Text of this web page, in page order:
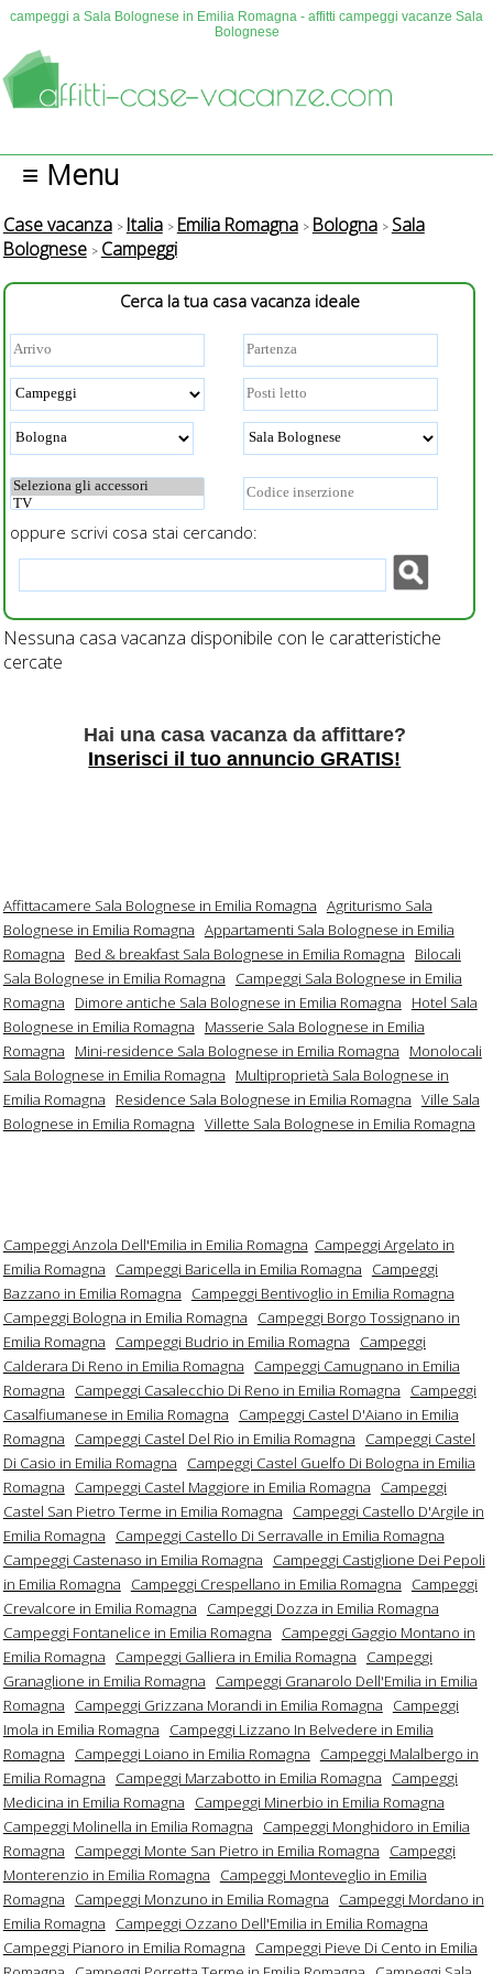
campeggi a Sala Bolognese in Emilia Romagna - affitti campeggi vacanze Sala
Bolognese
≡ Menu
Case vacanza Italia Emilia Romagna Bologna
Sala
Bolognese
Campeggi
Cerca la tua casa vacanza ideale
oppure scrivi cosa stai cercando:
Nessuna casa vacanza disponibile con le caratteristiche
cercate
Hai una casa vacanza da affittare?
Inserisci il tuo annuncio GRATIS!
Affittacamere Sala Bolognese in Emilia Romagna Agriturismo Sala
Bolognese in Emilia Romagna Appartamenti Sala Bolognese in Emilia
Romagna
Bed & breakfast Sala Bolognese in Emilia Romagna
Bilocali
Sala Bolognese in Emilia Romagna
Campeggi Sala Bolognese in Emilia
Romagna
Dimore antiche Sala Bolognese in Emilia Romagna
Hotel Sala
Bolognese in Emilia Romagna
Masserie Sala Bolognese in Emilia
Romagna
Mini-residence Sala Bolognese in Emilia Romagna
Monolocali
Sala Bolognese in Emilia Romagna
Multiproprietà Sala Bolognese in
Emilia Romagna
Residence Sala Bolognese in Emilia Romagna Ville Sala
Bolognese in Emilia Romagna Villette Sala Bolognese in Emilia Romagna
Campeggi Anzola Dell'Emilia in Emilia Romagna Campeggi Argelato in
Emilia Romagna
Campeggi Baricella in Emilia Romagna
Campeggi
Bazzano in Emilia Romagna
Campeggi Bentivoglio in Emilia Romagna
Campeggi Bologna in Emilia Romagna
Campeggi Borgo Tossignano in
Emilia Romagna
Campeggi Budrio in Emilia Romagna
Campeggi
Calderara Di Reno in Emilia Romagna
Campeggi Camugnano in Emilia
Romagna
Campeggi Casalecchio Di Reno in Emilia Romagna
Campeggi
Casalfiumanese in Emilia Romagna
Campeggi Castel D'Aiano in Emilia
Romagna
Campeggi Castel Del Rio in Emilia Romagna
Campeggi Castel
Di Casio in Emilia Romagna
Campeggi Castel Guelfo Di Bologna in Emilia
Romagna
Campeggi Castel Maggiore in Emilia Romagna
Campeggi
Castel San Pietro Terme in Emilia Romagna
Campeggi Castello D'Argile in
Emilia Romagna
Campeggi Castello Di Serravalle in Emilia Romagna
Campeggi Castenaso in Emilia Romagna
Campeggi Castiglione Dei Pepoli
in Emilia Romagna
Campeggi Crespellano in Emilia Romagna
Campeggi
Crevalcore in Emilia Romagna
Campeggi Dozza in Emilia Romagna
Campeggi Fontanelice in Emilia Romagna
Campeggi Gaggio Montano in
Emilia Romagna
Campeggi Galliera in Emilia Romagna
Campeggi
Granaglione in Emilia Romagna
Campeggi Granarolo Dell'Emilia in Emilia
Romagna
Campeggi Grizzana Morandi in Emilia Romagna
Campeggi
Imola in Emilia Romagna
Campeggi Lizzano In Belvedere in Emilia
Romagna
Campeggi Loiano in Emilia Romagna
Campeggi Malalbergo in
Emilia Romagna
Campeggi Marzabotto in Emilia Romagna
Campeggi
Medicina in Emilia Romagna
Campeggi Minerbio in Emilia Romagna
Campeggi Molinella in Emilia Romagna
Campeggi Monghidoro in Emilia
Romagna
Campeggi Monte San Pietro in Emilia Romagna
Campeggi
Monterenzio in Emilia Romagna
Campeggi Monteveglio in Emilia
Romagna
Campeggi Monzuno in Emilia Romagna
Campeggi Mordano in
Emilia Romagna
Campeggi Ozzano Dell'Emilia in Emilia Romagna
Campeggi Pianoro in Emilia Romagna
Campeggi Pieve Di Cento in Emilia